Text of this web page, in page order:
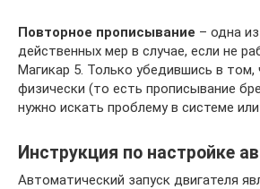
Повторное прописывание – одна
действенных мер в случае, если не
Магикар 5. Только убедившись в том,
физически (то есть прописывание
нужно искать проблему в системе
Инструкция по настройке
Автоматический запуск двигателя